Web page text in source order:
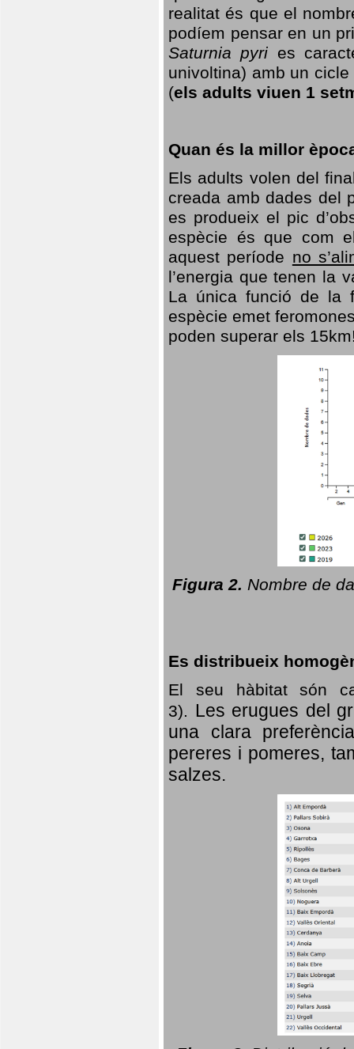
realitat és que el
podíem pensar en un
Saturnia pyri es
univoltina) amb un
(els adults viuen 1
Quan és la millor
Els adults volen del
creada amb dades del
es produeix el pic
espècie és que com
aquest període no
l’energia que tenen la
La única funció de la
espècie emet
poden superar els
Figura 2. Nombre de
Es distribueix
El seu hàbitat són
3). Les erugues del
una clara
pereres i pomeres,
salzes.